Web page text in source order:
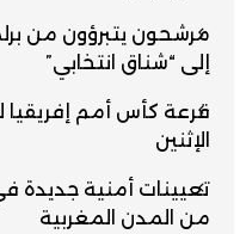
مرشحون يتبرؤون من
إلى “شناق انتخابي”
قرعة كأس أمم إفريقيا
الإثنين
تعيينات أمنية جديدة
من المدن المغربية